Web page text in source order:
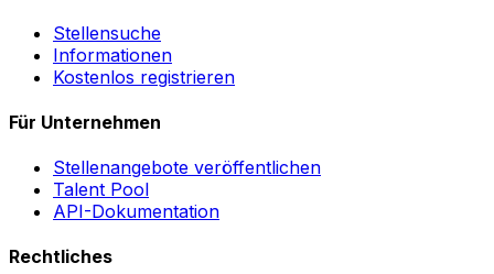
Stellensuche
Informationen
Kostenlos registrieren
Für Unternehmen
Stellenangebote veröffentlichen
Talent Pool
API-Dokumentation
Rechtliches